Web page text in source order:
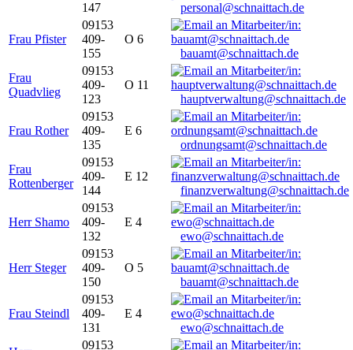
147
personal@schnaittach.de
Frau Pfister
09153
409-
155
O 6
bauamt@schnaittach.de
Frau
Quadvlieg
09153
409-
123
O 11
hauptverwaltung@schnaittach.de
Frau Rother
09153
409-
135
E 6
ordnungsamt@schnaittach.de
Frau
Rottenberger
09153
409-
144
E 12
finanzverwaltung@schnaittach.de
Herr Shamo
09153
409-
132
E 4
ewo@schnaittach.de
Herr Steger
09153
409-
150
O 5
bauamt@schnaittach.de
Frau Steindl
09153
409-
131
E 4
ewo@schnaittach.de
09153